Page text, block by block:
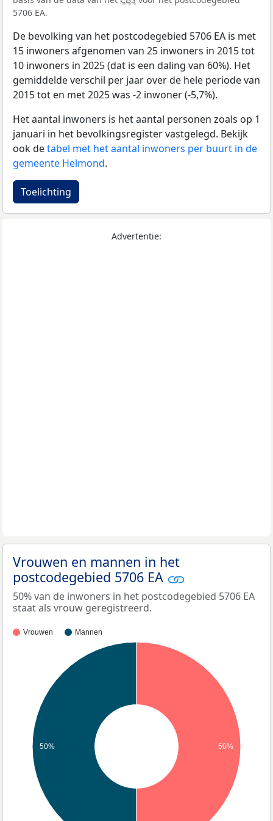
5706 EA.
De bevolking van het postcodegebied 5706 EA is met
15 inwoners afgenomen van 25 inwoners in 2015 tot
10 inwoners in 2025 (dat is een daling van 60%). Het
gemiddelde verschil per jaar over de hele periode van
2015 tot en met 2025 was -2 inwoner (-5,7%).
Het aantal inwoners is het aantal personen zoals op 1
januari in het bevolkingsregister vastgelegd. Bekijk
ook detabel met het aantal inwoners per buurt in de
gemeente Helmond.
Toelichting
Advertentie:
Vrouwen en mannen in het
postcodegebied 5706 EA
50% van de inwoners in het postcodegebied 5706 EA
staat als vrouw geregistreerd.
Vrouwen Mannen
50% 50%